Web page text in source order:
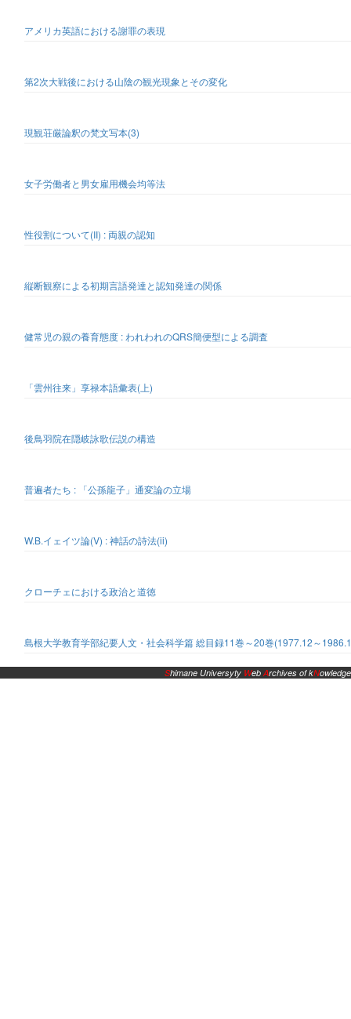
アメリカ英語における謝罪の表現
第2次大戦後における山陰の観光現象とその変化
現観荘厳論釈の梵文写本(3)
女子労働者と男女雇用機会均等法
性役割について(II) : 両親の認知
縦断観察による初期言語発達と認知発達の関係
健常児の親の養育態度 : われわれのQRS簡便型による調査
「雲州往来」享禄本語彙表(上)
後鳥羽院在隠岐詠歌伝説の構造
普遍者たち : 「公孫龍子」通変論の立場
W.B.イェイツ論(V) : 神話の詩法(ii)
クローチェにおける政治と道徳
島根大学教育学部紀要人文・社会科学篇 総目録11巻～20巻(1977.12～
Shimane Universyty WebArchives of kNowledge